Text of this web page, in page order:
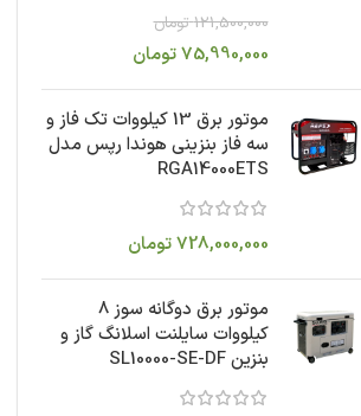
121,500,000تومان
75,990,000تومان
موتور برق 13 کیلووات تک فاز و
سه فاز بنزینی هوندا رپس مدل
RGA14000ETS
728,000,000تومان
موتور برق دوگانه سوز 8
کیلووات سایلنت اسلانگ گاز و
بنزین SL10000-SE-DF